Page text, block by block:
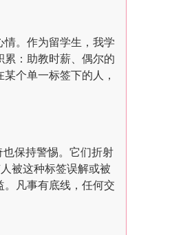
。作为留学生，我学
：助教时薪、偶尔的
个单一标签下的人，
保持警惕。它们折射
被这种标签误解或被
凡事有底线，任何交